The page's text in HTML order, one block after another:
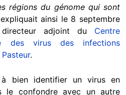
régions du génome qui sont
ainsi le 8 septembre
adjoint du Centre
des virus des infections
.
bien identifier un virus en
le confondre avec un autre